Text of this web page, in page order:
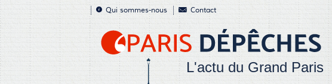
Qui sommes-nous Contact
L'actu du Grand Paris